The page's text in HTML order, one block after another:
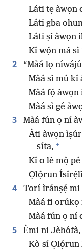
Láti tẹ àwọn
Láti gba
Láti ṣí àwọn
Kí wọ́n má sì
2 “Màá lọ
Màá sì mú kí
Màá fọ́ àwọn
Màá sì gé
3
Màá fún ọ ní
Àti àwọn
síta, +
Kí o lè mọ̀
Ọlọ́run
4
Torí ìránṣẹ́ mi
Màá fi orúkọ
Màá fún ọ ní
5
Èmi ni
Kò sí Ọlọ́run